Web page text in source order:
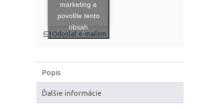
marketing a
povolíte tento
obsah
Odoslať e-mailom
Popis
Ďalšie informácie